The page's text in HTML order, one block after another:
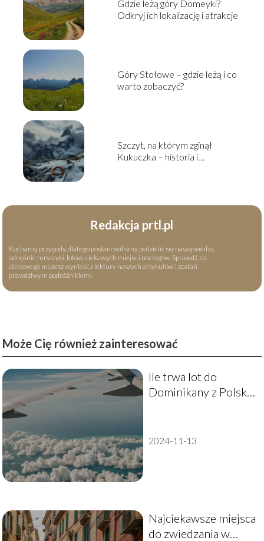
Gdzie leżą góry Domeyki?
Odkryj ich lokalizację i atrakcje
Góry Stołowe – gdzie leżą i co
warto zobaczyć?
Szczyt, na którym zginął
Kukuczka – historia i
Redakcja prtl.pl
Kochamy przygody, dlatego postanowiliśmy podzielić się naszą wiedzą
odnośnie turystyki, lotów, ciekawych miejsc i noclegów. Sprawdź, co
ciekawego możesz wynieść z lektury naszych artykułów i zostań
prawdziwym podróżnikiem!
Może Cię również zainteresować
Ile trwa lot do
Dominikany z Polski?
2024-11-13
Najciekawsze miejsca
do zwiedzania w